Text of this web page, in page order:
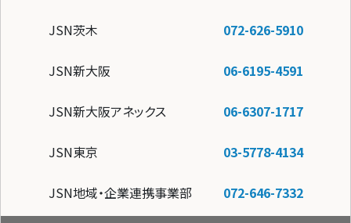
JSN茨木 072-626-5910
JSN新大阪 06-6195-4591
JSN新大阪アネックス 06-6307-1717
JSN東京 03-5778-4134
JSN地域・企業連携事業部 072-646-7332